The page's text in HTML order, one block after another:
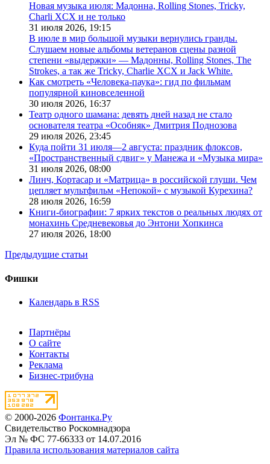
Новая музыка июля: Мадонна, Rolling Stones, Tricky,
Charli XCX и не только
31 июля 2026, 19:15
В июле в мир большой музыки вернулись гранды.
Слушаем новые альбомы ветеранов сцены разной
степени «выдержки» — Мадонны, Rolling Stones, The
Strokes, а так же Tricky, Charlie XCX и Jack White.
Как смотреть «Человека-паука»: гид по фильмам
популярной киновселенной
30 июля 2026, 16:37
Театр одного шамана: девять дней назад не стало
основателя театра «Особняк» Дмитрия Поднозова
29 июля 2026, 23:45
Куда пойти 31 июля—2 августа: праздник флоксов,
«Пространственный сдвиг» у Манежа и «Музыка мира»
31 июля 2026, 08:00
Линч, Кортасар и «Матрица» в российской глуши. Чем
цепляет мультфильм «Непокой» с музыкой Курехина?
28 июля 2026, 16:59
Книги-биографии: 7 ярких текстов о реальных людях от
монахинь Средневековья до Энтони Хопкинса
27 июля 2026, 18:00
Предыдущие статьи
Фишки
Календарь в RSS
Партнёры
О сайте
Контакты
Реклама
Бизнес-трибуна
© 2000-2026 Фонтанка.Ру
Свидетельство Роскомнадзора
Эл № ФС 77-66333 от 14.07.2016
Правила использования материалов сайта